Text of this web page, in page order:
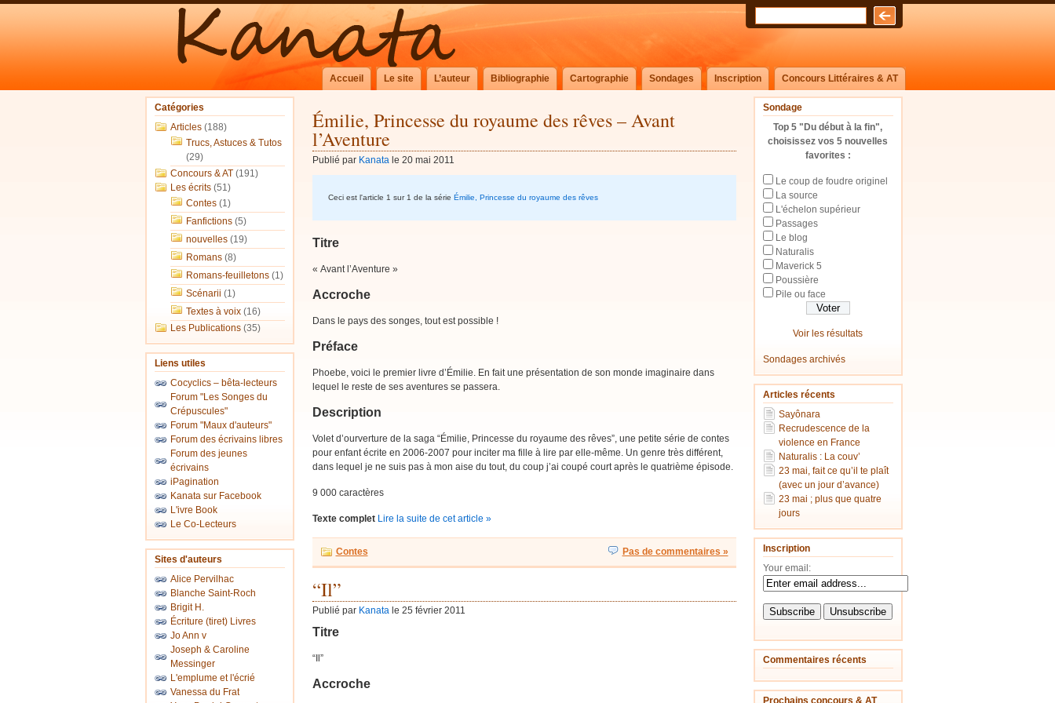
Accueil Le site L’auteur Bibliographie Cartographie Sondages Inscription Concours Littéraires & AT
Sondage
Top 5 "Du début à la fin",
choisissez vos 5 nouvelles
favorites :
Le coup de foudre originel
La source
L'échelon supérieur
Passages
Le blog
Naturalis
Maverick 5
Poussière
Pile ou face
Voir les résultats
Sondages archivés
Articles récents
Sayônara
Recrudescence de la
violence en France
Naturalis : La couv’
23 mai, fait ce qu’il te plaît
(avec un jour d’avance)
23 mai ; plus que quatre
jours
Inscription
Your email:
Commentaires récents
Prochains concours & AT
Catégories
Articles(188)
Trucs, Astuces & Tutos
(29)
Concours & AT(191)
Les écrits(51)
Contes(1)
Fanfictions(5)
nouvelles(19)
Romans(8)
Romans-feuilletons(1)
Scénarii (1)
Textes à voix(16)
Les Publications(35)
Liens utiles
Cocyclics – bêta-lecteurs
Forum "Les Songes du
Crépuscules"
Forum "Maux d'auteurs"
Forum des écrivains libres
Forum des jeunes
écrivains
iPagination
Kanata sur Facebook
L'ivre Book
Le Co-Lecteurs
Sites d'auteurs
Alice Pervilhac
Blanche Saint-Roch
Brigit H.
Écriture (tiret) Livres
Jo Ann v
Joseph & Caroline
Messinger
L'emplume et l'écrié
Vanessa du Frat
Émilie, Princesse du royaume des rêves – Avant
l’Aventure
Publié par Kanatale 20 mai 2011
Ceci est l'article 1 sur 1 de la série Émilie, Princesse du royaume des rêves
Titre
« Avant l’Aventure »
Accroche
Dans le pays des songes, tout est possible !
Préface
Phoebe, voici le premier livre d’Émilie. En fait une présentation de son monde imaginaire dans
lequel le reste de ses aventures se passera.
Description
Volet d’ourverture de la saga “Émilie, Princesse du royaume des rêves”, une petite série de contes
pour enfant écrite en 2006-2007 pour inciter ma fille à lire par elle-même. Un genre très différent,
dans lequel je ne suis pas à mon aise du tout, du coup j’ai coupé court après le quatrième épisode.
9 000 caractères
Texte complet Lire la suite de cet article »
Contes Pas de commentaires »
“Il”
Publié par Kanatale 25 février 2011
Titre
“Il”
Accroche